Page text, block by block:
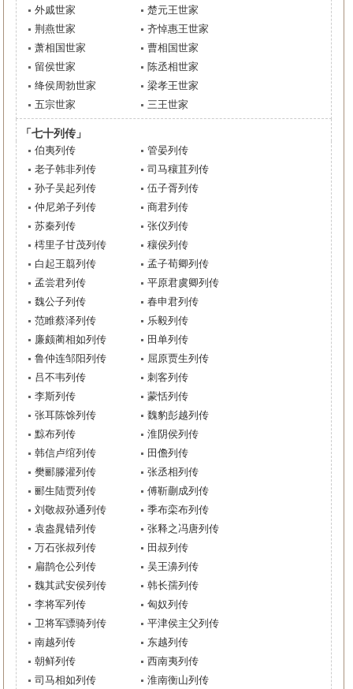
外戚世家
楚元王世家
荆燕世家
齐悼惠王世家
萧相国世家
曹相国世家
留侯世家
陈丞相世家
绛侯周勃世家
梁孝王世家
五宗世家
三王世家
「七十列传」
伯夷列传
管晏列传
老子韩非列传
司马穰苴列传
孙子吴起列传
伍子胥列传
仲尼弟子列传
商君列传
苏秦列传
张仪列传
樗里子甘茂列传
穰侯列传
白起王翦列传
孟子荀卿列传
孟尝君列传
平原君虞卿列传
魏公子列传
春申君列传
范睢蔡泽列传
乐毅列传
廉颇蔺相如列传
田单列传
鲁仲连邹阳列传
屈原贾生列传
吕不韦列传
刺客列传
李斯列传
蒙恬列传
张耳陈馀列传
魏豹彭越列传
黥布列传
淮阴侯列传
韩信卢绾列传
田儋列传
樊郦滕灌列传
张丞相列传
郦生陆贾列传
傅靳蒯成列传
刘敬叔孙通列传
季布栾布列传
袁盎晁错列传
张释之冯唐列传
万石张叔列传
田叔列传
扁鹊仓公列传
吴王濞列传
魏其武安侯列传
韩长孺列传
李将军列传
匈奴列传
卫将军骠骑列传
平津侯主父列传
南越列传
东越列传
朝鲜列传
西南夷列传
司马相如列传
淮南衡山列传